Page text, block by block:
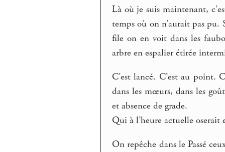
Là où je suis maintenant,
temps où on n’aurait pas pu.
file on en voit dans les
arbre en espalier étirée
C’est lancé. C’est au point.
dans les mœurs, dans les
et absence de grade.
Qui à l’heure actuelle
On repêche dans le Passé